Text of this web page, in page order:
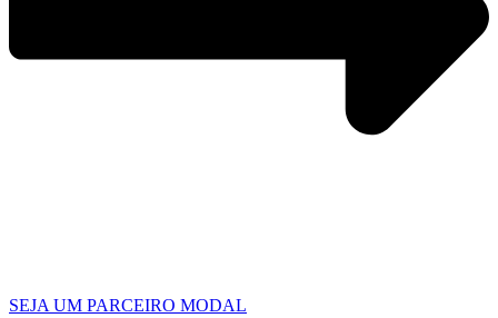
SEJA UM PARCEIRO MODAL